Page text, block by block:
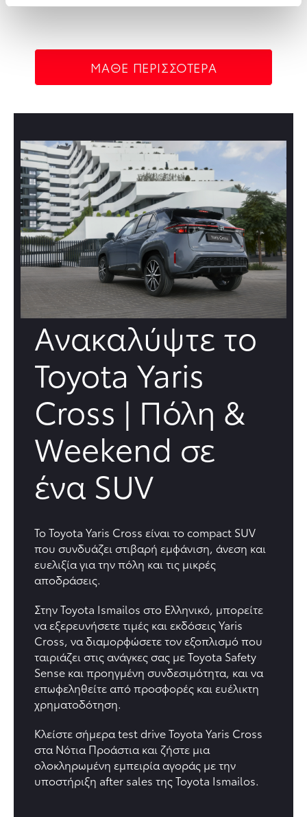
ΜΑΘΕ ΠΕΡΙΣΣΟΤΕΡΑ
Ανακαλύψτε το
Toyota Yaris
Cross | Πόλη &
Weekend σε
ένα SUV
Το Toyota Yaris Cross είναι το compact SUV
που συνδυάζει στιβαρή εμφάνιση, άνεση και
ευελιξία για την πόλη και τις μικρές
αποδράσεις.
ΣτηνToyota Ismailos στο Ελληνικό, μπορείτε
ναεξερευνήσετε τιμές και εκδόσεις Yaris
Cross, να διαμορφώσετε τον εξοπλισμό που
ταιριάζει στις ανάγκες σας μεToyota Safety
Sense και προηγμένη συνδεσιμότητα, και να
επωφεληθείτε από προσφορές και ευέλικτη
χρηματοδότηση.
Κλείστε σήμεραtest drive Toyota Yaris Cross
στα Νότια Προάστια και ζήστε μια
ολοκληρωμένη εμπειρία αγοράς με την
υποστήριξη after sales της Toyota Ismailos.